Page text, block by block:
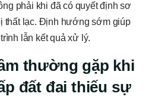
phải khi đã có quyết định sơ
thất lạc. Định hướng sớm giúp
lẫn kết quả xử lý.
thường gặp khi
đất đai thiếu sự